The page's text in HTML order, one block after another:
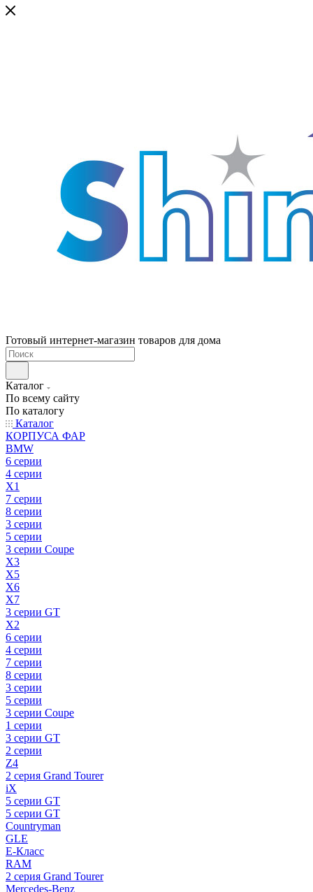
Готовый интернет-магазин товаров для дома
Каталог
По всему сайту
По каталогу
Каталог
КОРПУСА ФАР
BMW
6 серии
4 серии
X1
7 серии
8 серии
3 серии
5 серии
3 серии Coupe
X3
X5
X6
X7
3 серии GT
X2
6 серии
4 серии
7 серии
8 серии
3 серии
5 серии
3 серии Coupe
1 серии
3 серии GT
2 серии
Z4
2 серия Grand Tourer
iX
5 серии GT
5 серии GT
Countryman
GLE
E-Класс
RAM
2 серия Grand Tourer
Mercedes-Benz